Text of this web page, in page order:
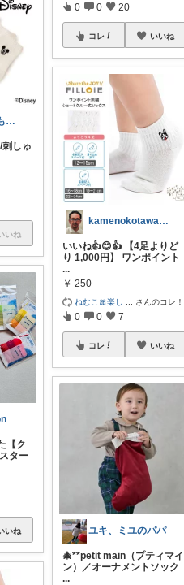
まぁ🐻💕 いつもありがとう💓
しゅ
いね
【ク
ター
いね
0 0 20
コレ いいね
kamenokotawashi⭐️
いいね👍😊👍 【4足よりど
り 1,000円】 ワンポイント
...
￥ 250
ねむこ🎀楽し さんのコレ！
0 0 7
コレ いいね
ユキ、ミユのパパ
🎄**petit main（プティマイ
ン）／オーナメントソック
...